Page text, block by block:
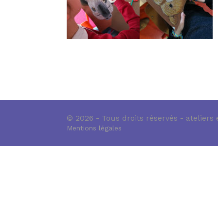
© 2026 - Tous droits réservés - ateliers
Mentions légales